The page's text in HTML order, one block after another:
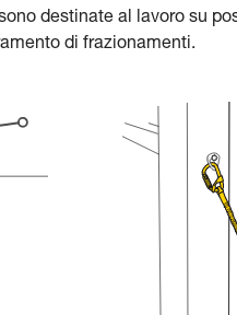
destinate al lavoro su
di frazionamenti.